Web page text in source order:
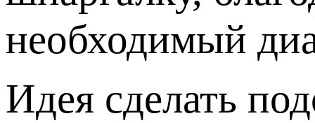
необходимый
Идея сделать